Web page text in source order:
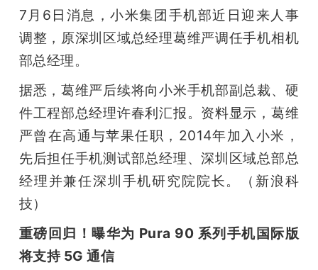
7月6日消息，小米集团手机部近日迎来人事
调整，原深圳区域总经理葛维严调任手机相机
部总经理。
据悉，葛维严后续将向小米手机部副总裁、硬
件工程部总经理许春利汇报。资料显示，葛维
严曾在高通与苹果任职，2014年加入小米，
先后担任手机测试部总经理、深圳区域总部总
经理并兼任深圳手机研究院院长。（新浪科
技）
重磅回归！曝华为 Pura 90 系列手机国际版
将支持 5G 通信